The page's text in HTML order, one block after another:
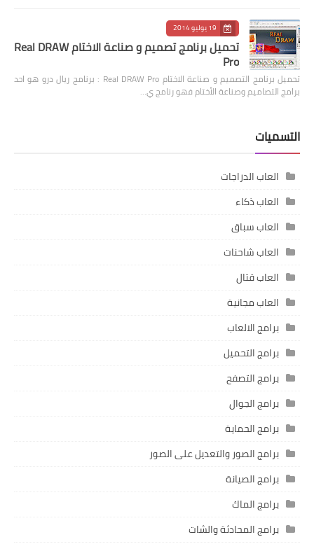
19 يوليو 2014
تحميل برنامج تصميم و صناعة الاختام Real DRAW
Pro
تحميل برنامج التصميم و صناعة الاختام Real DRAW Pro : برنامج ريال درو هو احد
برامج التصاميم وصناعة الأختام فهو رنامج ي…
التسميات
العاب الدراجات
العاب ذكاء
العاب سباق
العاب شاحنات
العاب قتال
العاب مجانية
برامج الالعاب
برامج التحميل
برامج التصفح
برامج الجوال
برامج الحماية
برامج الصور والتعديل على الصور
برامج الصيانة
برامج الماك
برامج المحادثة والشات